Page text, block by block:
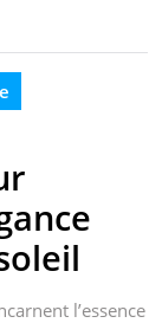
l’essence